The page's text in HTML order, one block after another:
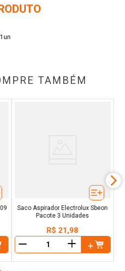
TAMBÉM
Saco Aspirador Electrolux Sbeon
Pacote 3 Unidades
R$ 21,98
＋